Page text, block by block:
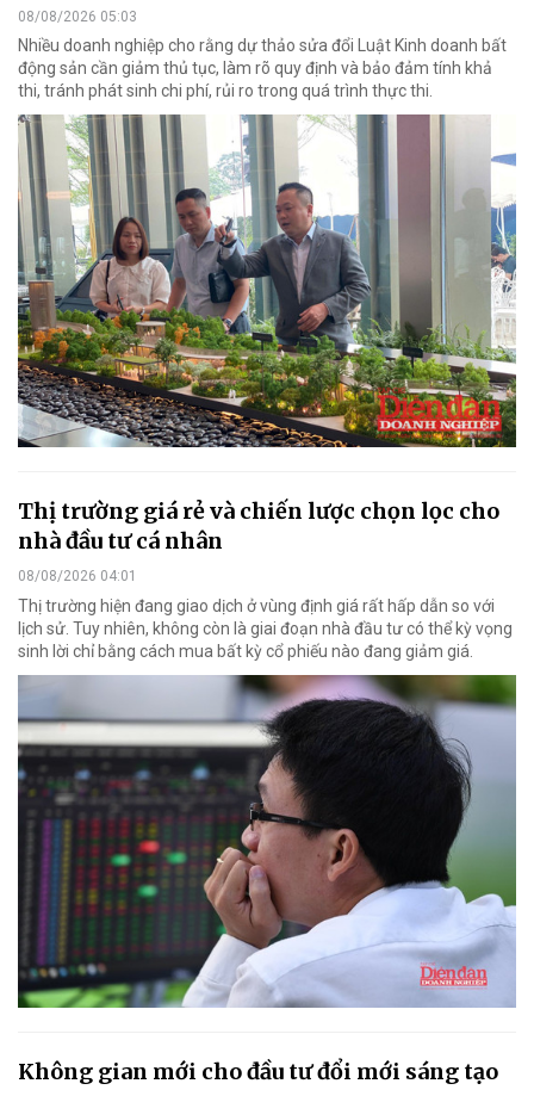
08/08/2026 05:03
Nhiều doanh nghiệp cho rằng dự thảo sửa đổi Luật Kinh doanh bất
động sản cần giảm thủ tục, làm rõ quy định và bảo đảm tính khả
thi, tránh phát sinh chi phí, rủi ro trong quá trình thực thi.
Thị trường giá rẻ và chiến lược chọn lọc cho
nhà đầu tư cá nhân
08/08/2026 04:01
Thị trường hiện đang giao dịch ở vùng định giá rất hấp dẫn so với
lịch sử. Tuy nhiên, không còn là giai đoạn nhà đầu tư có thể kỳ vọng
sinh lời chỉ bằng cách mua bất kỳ cổ phiếu nào đang giảm giá.
Không gian mới cho đầu tư đổi mới sáng tạo